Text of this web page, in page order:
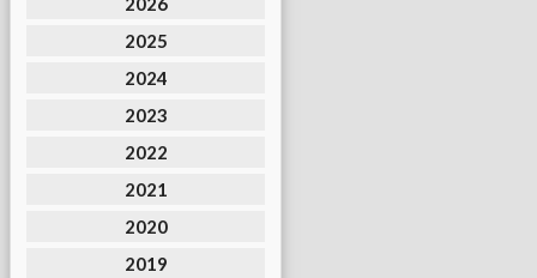
2025
2024
2023
2022
2021
2020
2019